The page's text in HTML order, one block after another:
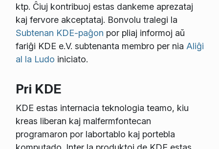
ktp. Ĉiuj kontribuoj estas dankeme aprezataj
kaj fervore akceptataj. Bonvolu tralegi la
Subtenan KDE-paĝon por pliaj informoj aŭ
fariĝi KDE e.V. subtenanta membro per nia Aliĝi
al la Ludo iniciato.
Pri KDE
KDE estas internacia teknologia teamo, kiu
kreas liberan kaj malfermfontecan
programaron por labortablo kaj portebla